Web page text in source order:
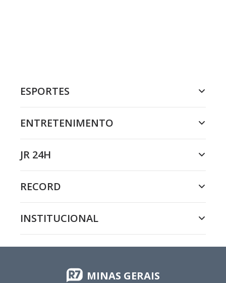
ESPORTES
ENTRETENIMENTO
JR 24H
RECORD
INSTITUCIONAL
MINAS GERAIS